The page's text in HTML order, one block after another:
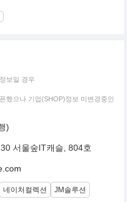
보일 경우
했으나 기업(SHOP)정보 미변경중인
)
서울숲IT캐슬, 804호
네이처컬렉션 JM솔루션